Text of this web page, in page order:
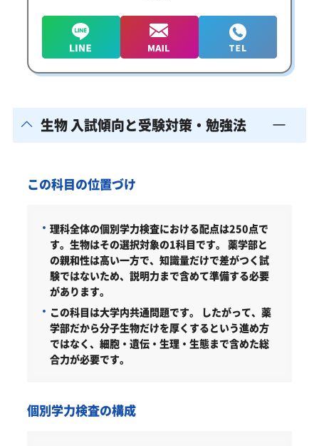
生物 入試傾向と受験対策・勉強法
この科目の位置づけ
理科全体の個別学力検査における配点は250点で
す。生物はその選択対象の1科目です。 薬学部と
の親和性は高い一方で、知識量だけで差がつく試
験ではないため、説明力まで含めて準備する必要
があります。
この科目は大学内共通問題です。
したがって、薬
学部だから分子生物だけを厚くするという進め方
ではなく、細胞・遺伝・生理・生態まで含めた総
合力が必要です。
個別学力検査の構成